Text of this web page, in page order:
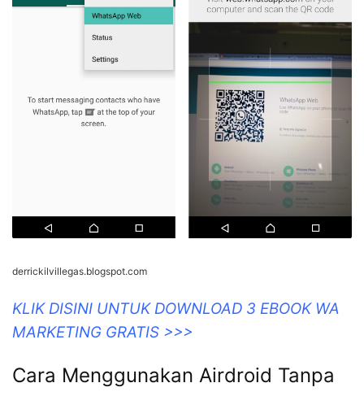
DerrickilVillegas
derrickilvillegas.blogspot.com